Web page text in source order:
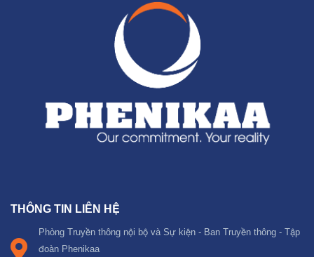
THÔNG TIN LIÊN HỆ
Phòng Truyền thông nội bộ và Sự kiện - Ban Truyền thông - Tập
đoàn Phenikaa